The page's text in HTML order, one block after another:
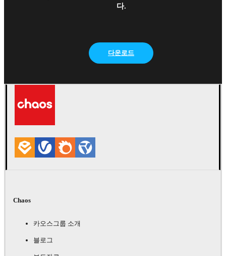
다.
다운로드
Chaos
카오스그룹 소개
블로그